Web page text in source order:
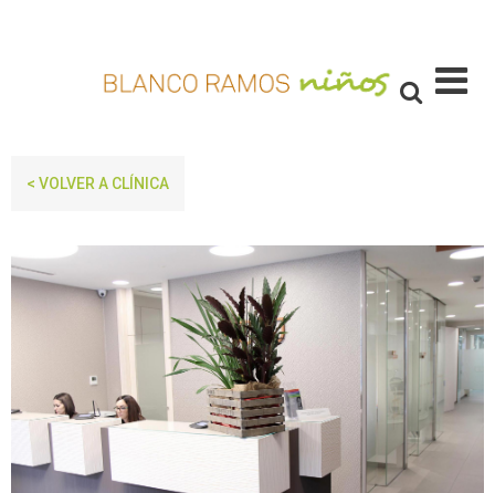
< VOLVER A CLÍNICA